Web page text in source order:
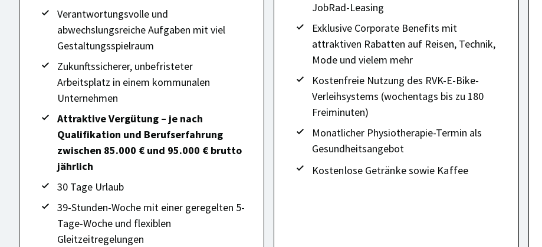
Verantwortungsvolle und
abwechslungsreiche Aufgaben mit viel
Gestaltungsspielraum
Zukunftssicherer, unbefristeter
Arbeitsplatz in einem kommunalen
Unternehmen
Attraktive Vergütung – je nach
Qualifikation und Berufserfahrung
zwischen 85.000 € und 95.000 € brutto
jährlich
30 Tage Urlaub
39-Stunden-Woche mit einer geregelten 5-
Tage-Woche und flexiblen
Gleitzeitregelungen
JobRad-Leasing
Exklusive Corporate Benefits mit
attraktiven Rabatten auf Reisen, Technik,
Mode und vielem mehr
Kostenfreie Nutzung des RVK-E-Bike-
Verleihsystems (wochentags bis zu 180
Freiminuten)
Monatlicher Physiotherapie-Termin als
Gesundheitsangebot
Kostenlose Getränke sowie Kaffee